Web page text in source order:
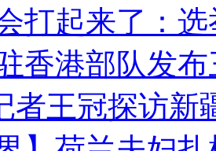
打起来了：
香港部队发
者王冠探访新